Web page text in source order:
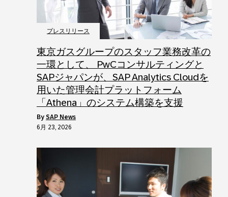
プレスリリース
東京ガスグループのスタッフ業務改革の
一環として、 PwCコンサルティングと
SAPジャパンが、SAP Analytics Cloudを
用いた管理会計プラットフォーム
「Athena」のシステム構築を支援
by SAP News
6月 23, 2026